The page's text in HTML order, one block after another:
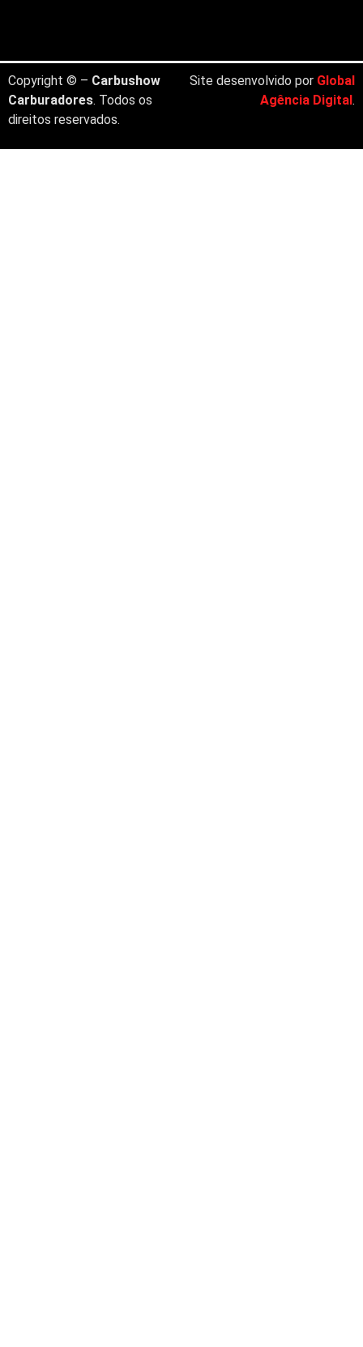
Copyright © – Carbushow
Carburadores. Todos os
direitos reservados.
Site desenvolvido por Global
Agência Digital.